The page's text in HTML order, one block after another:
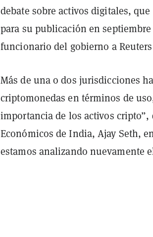
debate sobre activos digitales,
para su publicación en
funcionario del gobierno a
Más de una o dos jurisdicciones
criptomonedas en términos de
importancia de los activos
Económicos de India, Ajay Seth,
estamos analizando nuevamente